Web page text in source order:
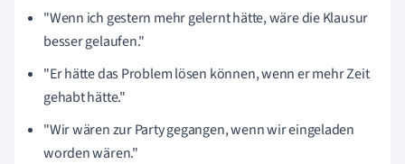
"Wenn ich gestern mehr gelernt hätte, wäre die Klausur
besser gelaufen."
"Er hätte das Problem lösen können, wenn er mehr Zeit
gehabt hätte."
"Wir wären zur Party gegangen, wenn wir eingeladen
worden wären."